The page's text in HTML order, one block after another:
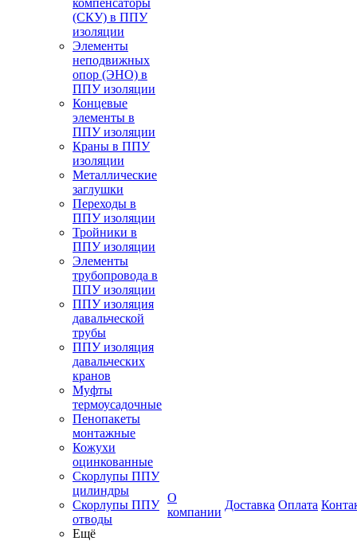
компенсаторы
(СКУ) в ППУ
изоляции
Элементы
неподвижных
опор (ЭНО) в
ППУ изоляции
Концевые
элементы в
ППУ изоляции
Краны в ППУ
изоляции
Металлические
заглушки
Переходы в
ППУ изоляции
Тройники в
ППУ изоляции
Элементы
трубопровода в
ППУ изоляции
ППУ изоляция
давальческой
трубы
ППУ изоляция
давальческих
кранов
Муфты
термоусадочные
Пенопакеты
монтажные
Кожухи
оцинкованные
Скорлупы ППУ
цилиндры
Скорлупы ППУ
отводы
Ещё
О
компании
Доставка Оплата